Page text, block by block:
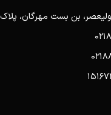
بن بست مهرگان، پلاک3